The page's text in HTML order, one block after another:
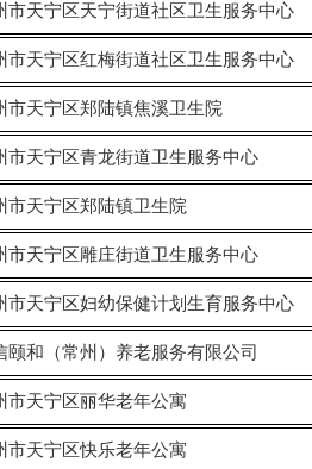
市天宁区天宁街道社区卫生服务中心
市天宁区红梅街道社区卫生服务中心
市天宁区郑陆镇焦溪卫生院
市天宁区青龙街道卫生服务中心
市天宁区郑陆镇卫生院
市天宁区雕庄街道卫生服务中心
市天宁区妇幼保健计划生育服务中心
颐和（常州）养老服务有限公司
市天宁区丽华老年公寓
市天宁区快乐老年公寓